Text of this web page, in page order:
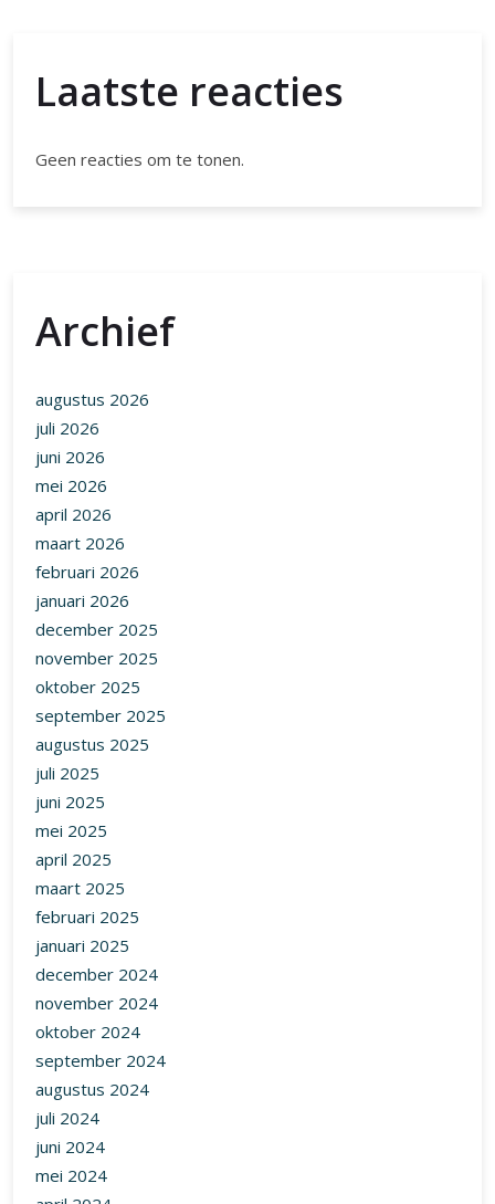
Laatste reacties
Geen reacties om te tonen.
Archief
augustus 2026
juli 2026
juni 2026
mei 2026
april 2026
maart 2026
februari 2026
januari 2026
december 2025
november 2025
oktober 2025
september 2025
augustus 2025
juli 2025
juni 2025
mei 2025
april 2025
maart 2025
februari 2025
januari 2025
december 2024
november 2024
oktober 2024
september 2024
augustus 2024
juli 2024
juni 2024
mei 2024